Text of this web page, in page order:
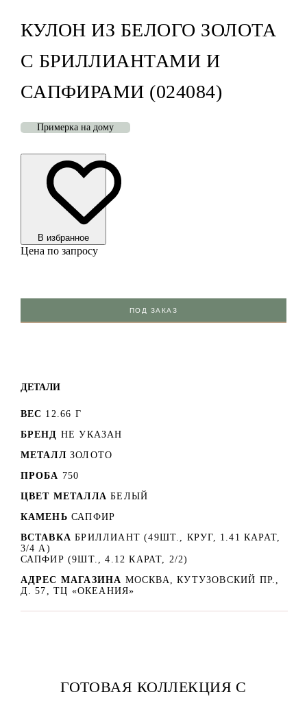
КУЛОН ИЗ БЕЛОГО ЗОЛОТА
С БРИЛЛИАНТАМИ И
САПФИРАМИ (024084)
Примерка на дому
В избранноe
Цена по запросу
ПОД ЗАКАЗ
ДЕТАЛИ
ВЕС 12.66 Г
БРЕНД НЕ УКАЗАН
МЕТАЛЛ ЗОЛОТО
ПРОБА 750
ЦВЕТ МЕТАЛЛА БЕЛЫЙ
КАМЕНЬ САПФИР
ВСТАВКА БРИЛЛИАНТ (49ШТ., КРУГ, 1.41 КАРАТ,
3/4 А)
САПФИР (9ШТ., 4.12 КАРАТ, 2/2)
АДРЕС МАГАЗИНА МОСКВА, КУТУЗОВСКИЙ ПР.,
Д. 57, ТЦ «ОКЕАНИЯ»
ГОТОВАЯ КОЛЛЕКЦИЯ С